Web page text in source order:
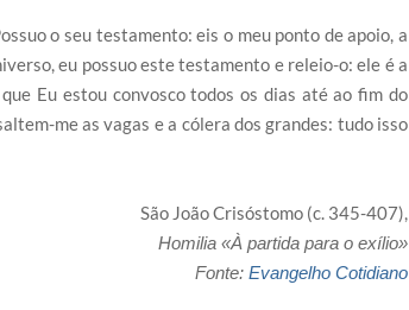
o seu testamento: eis o meu ponto de apoio, a
eu possuo este testamento e releio-o: ele é a
Eu estou convosco todos os dias até ao fim do
me as vagas e a cólera dos grandes: tudo isso
São João Crisóstomo (c. 345-407),
Homilia «À partida para o exílio»
Fonte: Evangelho Cotidiano